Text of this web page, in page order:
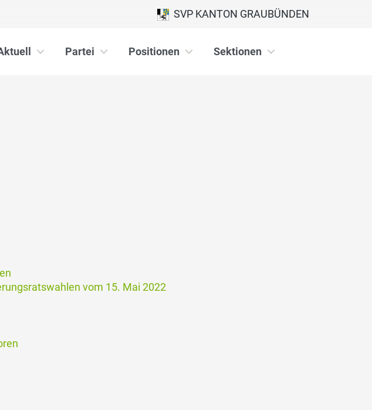
SVP KANTON GRAUBÜNDEN
Partei Positionen Sektionen
vom 15. Mai 2022